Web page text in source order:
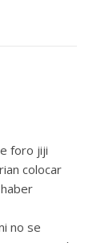
foro jiji
colocar
no se